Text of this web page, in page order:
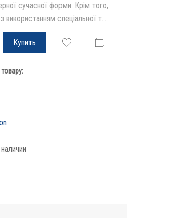
сучасної форми. Крім того,
спеціальної т...
Купить